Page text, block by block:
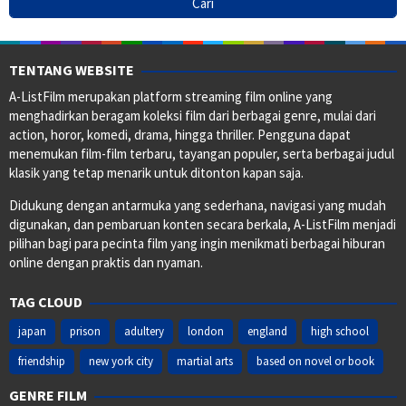
TENTANG WEBSITE
A-ListFilm merupakan platform streaming film online yang
menghadirkan beragam koleksi film dari berbagai genre, mulai dari
action, horor, komedi, drama, hingga thriller. Pengguna dapat
menemukan film-film terbaru, tayangan populer, serta berbagai judul
klasik yang tetap menarik untuk ditonton kapan saja.
Didukung dengan antarmuka yang sederhana, navigasi yang mudah
digunakan, dan pembaruan konten secara berkala, A-ListFilm menjadi
pilihan bagi para pecinta film yang ingin menikmati berbagai hiburan
online dengan praktis dan nyaman.
TAG CLOUD
japan prison adultery london england
high school
friendship
new york city martial arts based on novel or book
GENRE FILM